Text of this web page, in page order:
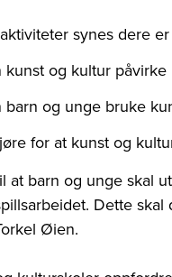
synes dere
kunst og kultur påvirke
barn og unge bruke
for at kunst og
at barn og unge skal
Dette
Øien.